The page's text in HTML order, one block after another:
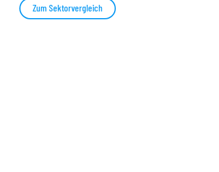
Zum Sektorvergleich